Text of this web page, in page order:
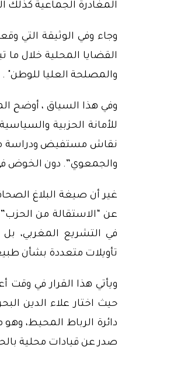
المغادرة الجماعية كذلك
وجاء وفي الوثيقة التي
القضايا المحلية خلال ما
والمصلحة العليا للوطن" .
وفي هذا السياق ، أوضح
للأمانة الحزبية
نقاش مستفيض ودراسة
والجمعوي”. دون الخوض
غير أن صيغة البلاغ
عن “الاستقالة من الحزب”
في التشريع المغربي، بل
تأويلات متعددة بشأن
ويأتي هذا القرار في وقت
حيث اختار علاء الدين
دائرة الرباط المحيط،
صدر عن قيادات محلية